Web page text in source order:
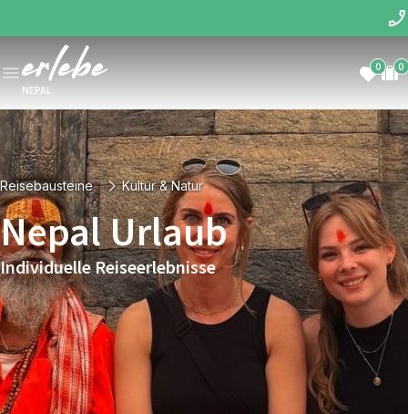
NEPAL
0 0
Reisebausteine Kultur & Natur
Nepal Urlaub
Individuelle Reiseerlebnisse